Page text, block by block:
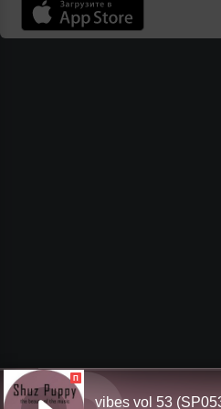
П
vibes vol 53